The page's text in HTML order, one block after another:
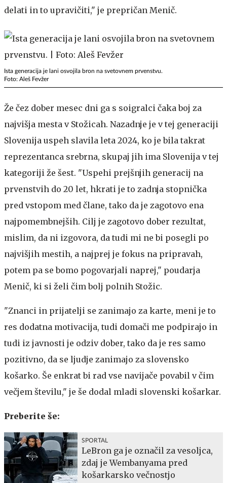
delati in to upravičiti," je prepričan Menič.
Ista generacija je lani osvojila bron na svetovnem prvenstvu.
Foto: Aleš Fevžer
Že čez dober mesec dni ga s soigralci čaka boj za
najvišja mesta v Stožicah. Nazadnje je v tej generaciji
Slovenija uspeh slavila leta 2024, ko je bila takrat
reprezentanca srebrna, skupaj jih ima Slovenija v tej
kategoriji že šest. "Uspehi prejšnjih generacij na
prvenstvih do 20 let, hkrati je to zadnja stopnička
pred vstopom med člane, tako da je zagotovo ena
najpomembnejših. Cilj je zagotovo dober rezultat,
mislim, da ni izgovora, da tudi mi ne bi posegli po
najvišjih mestih, a najprej je fokus na pripravah,
potem pa se bomo pogovarjali naprej," poudarja
Menič, ki si želi čim bolj polnih Stožic.
"Znanci in prijatelji se zanimajo za karte, meni je to
res dodatna motivacija, tudi domači me podpirajo in
tudi iz javnosti je odziv dober, tako da je res samo
pozitivno, da se ljudje zanimajo za slovensko
košarko. Še enkrat bi rad vse navijače povabil v čim
večjem številu," je še dodal mladi slovenski košarkar.
Preberite še:
SPORTAL
LeBron ga je označil za vesoljca,
zdaj je Wembanyama pred
košarkarsko večnostjo